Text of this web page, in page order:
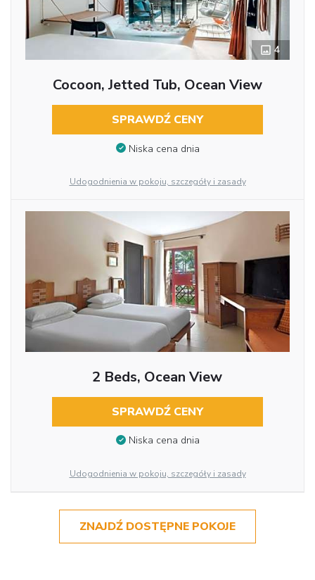
4
Cocoon, Jetted Tub, Ocean View
SPRAWDŹ CENY
Niska cena dnia
Udogodnienia w pokoju, szczegóły i zasady
2 Beds, Ocean View
SPRAWDŹ CENY
Niska cena dnia
Udogodnienia w pokoju, szczegóły i zasady
ZNAJDŹ DOSTĘPNE POKOJE